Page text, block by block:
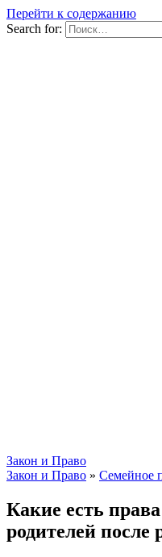
Перейти к содержанию
Search for:
Закон и Право
Закон и Право » Семейное
Какие есть
родителей после